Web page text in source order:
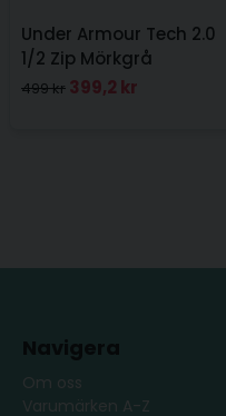
Under Armour Tech 2.0
1/2 Zip Mörkgrå
499 kr 399,2 kr
Om oss
Varumärken A-Z